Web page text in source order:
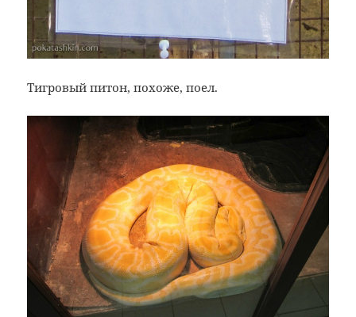
Тигровый питон, похоже, поел.